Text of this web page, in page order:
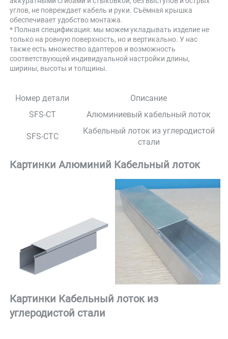
углов, не повреждает кабель и руки. Съёмная крышка
обеспечивает удобство монтажа.
* Полная спецификация: мы можем укладывать изделие не
только на ровную поверхность, но и вертикально. У нас
также есть множество адаптеров и возможность
соответствующей индивидуальной настройки длины,
ширины, высоты и толщины.
Номер детали
Описание
SFS-CT
Алюминиевый кабельный лоток
SFS-CTC
Кабельный лоток из углеродистой
стали
Картинки Алюминий Кабельный лоток
Картинки Кабельный лоток из
углеродистой стали